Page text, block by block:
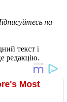
на
текст і
редакцію.